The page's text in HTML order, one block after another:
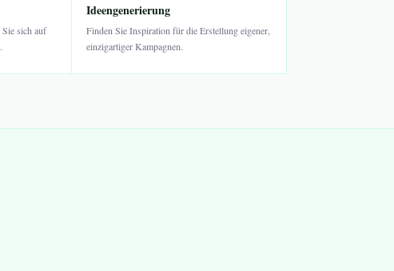
sich auf
Ideengenerierung
Finden Sie Inspiration für die Erstellung eigener,
einzigartiger Kampagnen.